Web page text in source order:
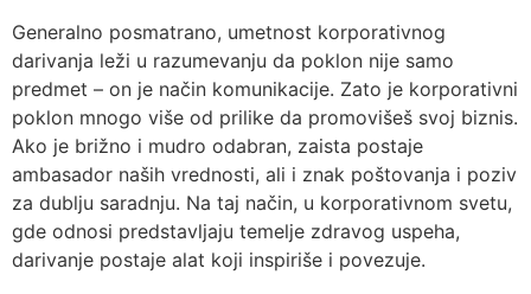
Generalno posmatrano, umetnost korporativnog
darivanja leži u razumevanju da poklon nije samo
predmet – on je način komunikacije. Zato je korporativni
poklon mnogo više od prilike da promovišeš svoj biznis.
Ako je brižno i mudro odabran, zaista postaje
ambasador naših vrednosti, ali i znak poštovanja i poziv
za dublju saradnju. Na taj način, u korporativnom svetu,
gde odnosi predstavljaju temelje zdravog uspeha,
darivanje postaje alat koji inspiriše i povezuje.